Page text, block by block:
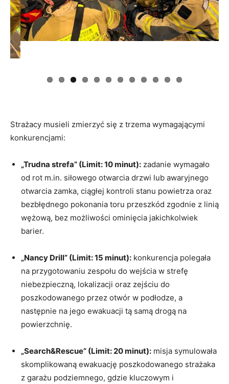
konkurencjami:
od rot m.in. siłowego otwarcia drzwi lub awaryjnego
otwarcia zamka, ciągłej kontroli stanu powietrza oraz
bezbłędnego pokonania toru przeszkód zgodnie z linią
wężową, bez możliwości ominięcia jakichkolwiek
barier
na przygotowaniu zespołu do wejścia w strefę
niebezpieczną, lokalizacji oraz zejściu do
poszkodowanego przez otwór w podłodze, a
następnie na jego ewakuacji tą samą drogą na
powierzchnię .
skomplikowaną ewakuację poszkodowanego strażaka
z garażu podziemnego, gdzie kluczowym i
obowiązkowym elementem była wymiana źródła